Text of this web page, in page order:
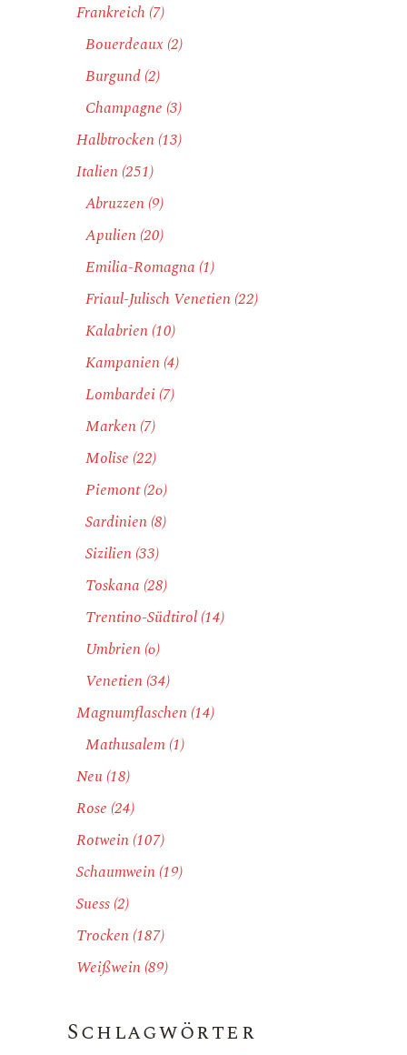
Frankreich(7)
Bouerdeaux (2)
Burgund(2)
Champagne (3)
Halbtrocken(13)
Italien(251)
Abruzzen(9)
Apulien(20)
Emilia-Romagna (1)
Friaul-Julisch Venetien(22)
Kalabrien(10)
Kampanien(4)
Lombardei(7)
Marken(7)
Molise (22)
Piemont(26)
Sardinien(8)
Sizilien(33)
Toskana (28)
Trentino-Südtirol(14)
Umbrien(6)
Venetien(34)
Magnumflaschen(14)
Mathusalem(1)
Neu(18)
Rose (24)
Rotwein(107)
Schaumwein(19)
Suess(2)
Trocken(187)
Weißwein(89)
Schlagwörter